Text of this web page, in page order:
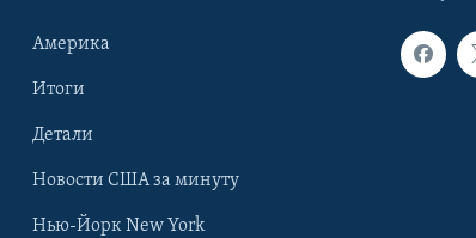
Америка
Итоги
Детали
Новости США за минуту
Нью-Йорк New York